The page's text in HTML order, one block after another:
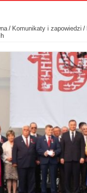
/ Komunikaty i zapowiedzi /